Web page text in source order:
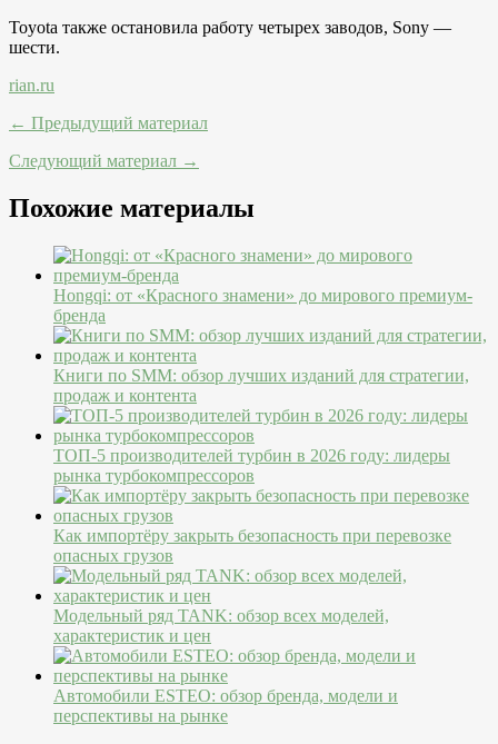
Toyota также остановила работу четырех заводов, Sony —
шести.
rian.ru
← Предыдущий материал
Следующий материал →
Похожие материалы
Hongqi: от «Красного знамени» до мирового премиум-
бренда
Книги по SMM: обзор лучших изданий для стратегии,
продаж и контента
ТОП-5 производителей турбин в 2026 году: лидеры
рынка турбокомпрессоров
Как импортёру закрыть безопасность при перевозке
опасных грузов
Модельный ряд TANK: обзор всех моделей,
характеристик и цен
Автомобили ESTEO: обзор бренда, модели и
перспективы на рынке